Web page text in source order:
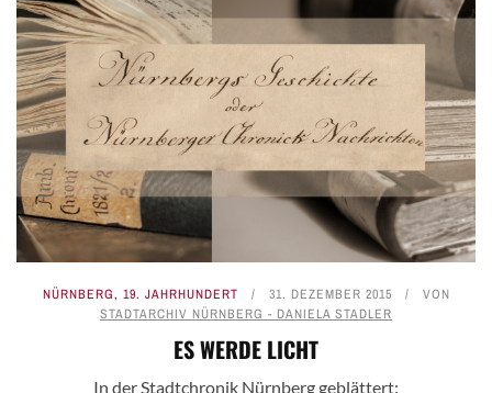
NÜRNBERG, 19. JAHRHUNDERT 31. DEZEMBER 2015
VON
STADTARCHIV NÜRNBERG - DANIELA STADLER
ES WERDE LICHT
In der Stadtchronik Nürnberg geblättert: